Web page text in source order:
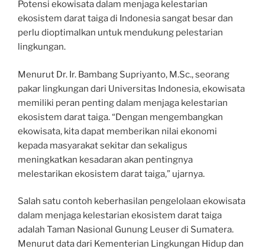
Potensi ekowisata dalam menjaga kelestarian
ekosistem darat taiga di Indonesia sangat besar dan
perlu dioptimalkan untuk mendukung pelestarian
lingkungan.
Menurut Dr. Ir. Bambang Supriyanto, M.Sc., seorang
pakar lingkungan dari Universitas Indonesia, ekowisata
memiliki peran penting dalam menjaga kelestarian
ekosistem darat taiga. “Dengan mengembangkan
ekowisata, kita dapat memberikan nilai ekonomi
kepada masyarakat sekitar dan sekaligus
meningkatkan kesadaran akan pentingnya
melestarikan ekosistem darat taiga,” ujarnya.
Salah satu contoh keberhasilan pengelolaan ekowisata
dalam menjaga kelestarian ekosistem darat taiga
adalah Taman Nasional Gunung Leuser di Sumatera.
Menurut data dari Kementerian Lingkungan Hidup dan